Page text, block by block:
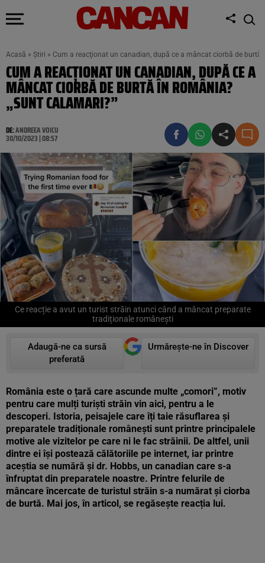
Acasă » Știri » Cum a reacţionat un canadian, după ce a mâncat ciorbă de burtă
CUM A REACŢIONAT UN CANADIAN, DUPĂ CE A
MÂNCAT CIORBĂ DE BURTĂ ÎN ROMÂNIA?
„SUNT CALAMARI?”
DE:ANDREEA VOICU
30/10/2023 | 08:57
Ce reacție a avut un turist străin atunci când a mâncat preparate
tradiționale românești
Adaugă-ne ca sursă
preferată
Urmărește-ne în Discover
România este o țară care ascunde multe „comori”, motiv
pentru care mulți turiști străin vin aici, pentru a le
descoperi. Istoria, peisajele care îți taie răsuflarea și
preparatele tradiționale românești sunt printre principalele
motive ale vizitelor pe care ni le fac străinii. De altfel, unii
dintre ei își postează călătoriile pe internet, iar printre
aceștia se numără și dr. Hobbs, un canadian care s-a
înfruptat din preparatele noastre. Printre felurile de
mâncare încercate de turistul străin s-a numărat și ciorba
de burtă. Mai jos, în articol, se regăsește reacția lui.